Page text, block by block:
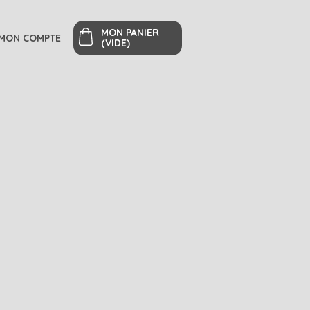
COMPTE
MON PANIER
(VIDE)